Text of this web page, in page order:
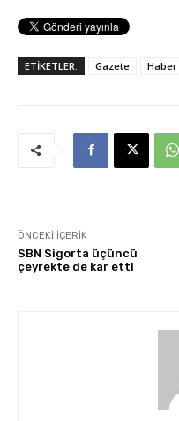
ETİKETLER: Gazete Haber
ÖNCEKI İÇERIK
SBN Sigorta üçüncü
çeyrekte de kar etti